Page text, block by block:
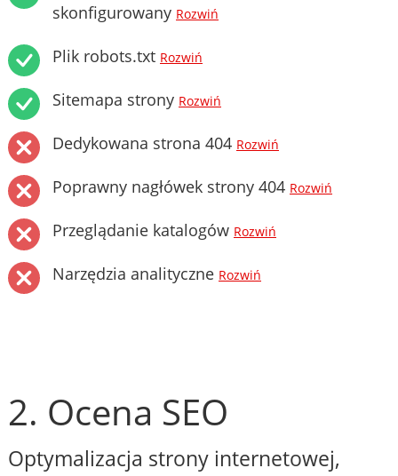
skonfigurowany Rozwiń
Plik robots.txt Rozwiń
Sitemapa strony Rozwiń
Dedykowana strona 404 Rozwiń
Poprawny nagłówek strony 404 Rozwiń
Przeglądanie katalogów Rozwiń
Narzędzia analityczne Rozwiń
2. Ocena SEO
Optymalizacja strony internetowej,